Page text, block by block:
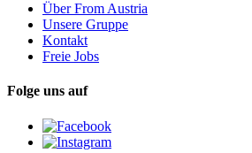
Über From Austria
Unsere Gruppe
Kontakt
Freie Jobs
Folge uns auf